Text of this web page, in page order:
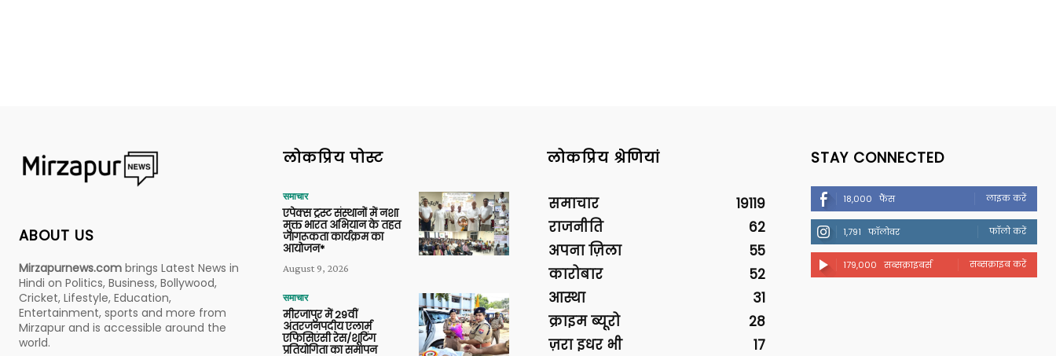
Paper
ABOUT US
Mirzapurnews.com brings Latest News in
Hindi on Politics, Business, Bollywood,
Cricket, Lifestyle, Education,
Entertainment, sports and more from
Mirzapur and is accessible around the
world.
लोकप्रिय पोस्ट
समाचार
एपेक्स ट्रस्ट संस्थानों में नशा
मुक्त भारत अभियान के तहत
जागरूकता कार्यक्रम का
आयोजन*
August 9, 2026
समाचार
मीरजापुर में 29वीं
अंतरजनपदीय एलार्म
एफिसिएंसी रेस/शूटिंग
प्रतियोगिता का समापन
लोकप्रिय श्रेणियां
समाचार
19119
राजनीति
62
अपना ज़िला
55
कारोबार
52
आस्था
31
क्राइम ब्यूरो
28
ज़रा इधर भी
17
STAY CONNECTED
18,000 फैंस लाइक करें
1,791 फॉलोवर फॉलो करें
179,000 सब्सक्राइबर्स सब्सक्राइब करें